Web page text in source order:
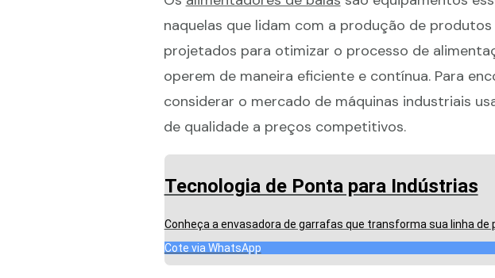
naquelas que lidam com a produção de
projetados para otimizar o processo de
operem de maneira eficiente e contínua. Para
considerar o mercado de máquinas industriais
de qualidade a preços competitivos.
Tecnologia de Ponta para Indústrias
Conheça a envasadora de garrafas que transforma sua linha de
Cote via WhatsApp